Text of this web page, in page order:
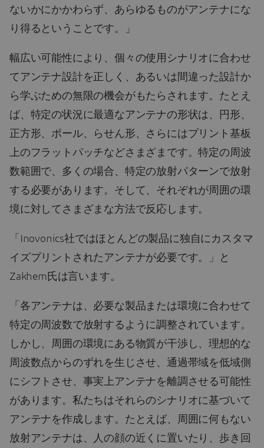
ないかにかかわらず、あらゆるものがアンテナにな
り得るということです。」
幅広い可能性により、個々の使用シナリオに合わせ
てアンテナ設計を正しく、あるいは間違った設計か
ら学ぶための無限の機会がもたらされます。たとえ
ば、特定の状況に最適なアンテナの形状は、円形、
正方形、ポール、らせん形、さらにはプリント基板
上のフラットパッチなどさまざまです。特定の周波
数範囲で、多くの場合、特定の放射パターンで放射
する必要があります。そして、それぞれが周囲の環
境に対してさまざまな方法で反応します。
「Inovonics社ではほとんどの製品に独自にカスタマ
イズプリントされたアンテナが必要です。」と
Zakhem氏は言います。
「各アンテナは、必要な製品または環境に合わせて
特定の周波数で放射するように調整されています。
しかし、周囲の環境にある物質が干渉し、理想的な
周波数点からのずれを生じさせ、通過帯域を低域側
にシフトさせ、事実上アンテナを離調させる可能性
があります。私たちはそれらのシナリオに基づいて
アンテナを作成します。たとえば、周囲に何もない
放射アンテナは、人の顔の近くに置いたり、歩き回